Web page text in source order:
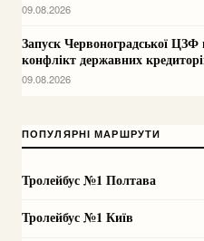
09.08.2026
Запуск Червоноградської
конфлікт державних
09.08.2026
ПОПУЛЯРНІ МАРШРУТИ
Тролейбус №1 Полтава
Тролейбус №1 Київ